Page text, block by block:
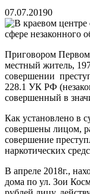
Аксенов
Русинов
07.07.20190
Приговором
местный житель,
совершении
228.1 УК РФ
совершенный в
Как установлено в
совершены лицом,
совершение
наркотических
В апреле 2018г.,
дома по ул. Зои